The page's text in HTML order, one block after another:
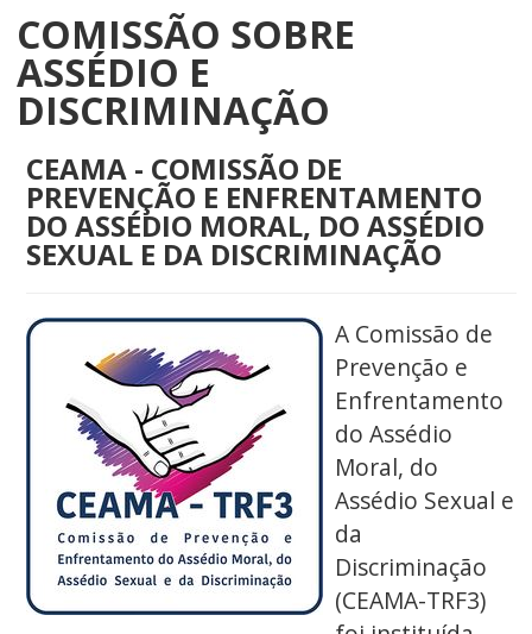
COMISSÃO SOBRE
ASSÉDIO E
DISCRIMINAÇÃO
CEAMA - COMISSÃO DE
PREVENÇÃO E ENFRENTAMENTO
DO ASSÉDIO MORAL, DO ASSÉDIO
SEXUAL E DA DISCRIMINAÇÃO
A Comissão de
Prevenção e
Enfrentamento
do Assédio
Moral, do
Assédio Sexual e
da
Discriminação
(CEAMA-TRF3)